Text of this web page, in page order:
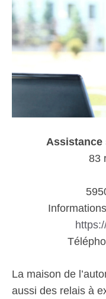
Assistance
83
La maison de
aussi des relais à